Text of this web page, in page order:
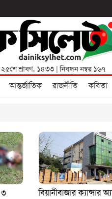
২৫শে শ্রাবণ, ১৪৩৩ | নিবন্ধন নম্বর ১৬৭
আন্তর্জাতিক রাজনীতি কবিতা
৩
বিয়ানীবাজার ক্যান্সার